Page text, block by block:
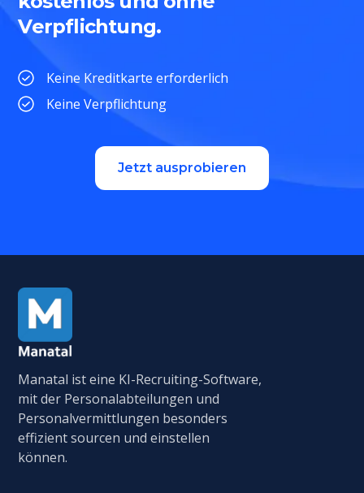
Verpflichtung.
Keine Kreditkarte erforderlich
Keine Verpflichtung
Jetzt ausprobieren
Manatal ist eine KI-Recruiting-Software,
mit der Personalabteilungen und
Personalvermittlungen besonders
effizient sourcen und einstellen
können.